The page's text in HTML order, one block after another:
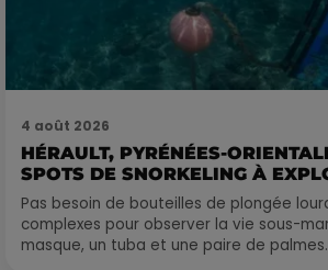
4 août 2026
HÉRAULT, PYRÉNÉES-
SPOTS DE SNORKELING À
Pas besoin de bouteilles de plongée
complexes pour observer la vie sous-
masque, un tuba et une paire de